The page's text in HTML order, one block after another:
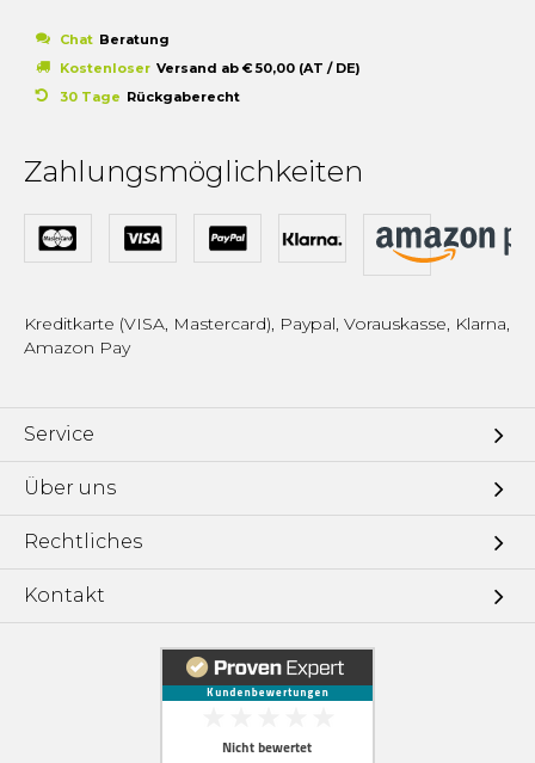
Chat Beratung
Kostenloser Versand ab € 50,00 (AT / DE)
30 Tage Rückgaberecht
Zahlungsmöglichkeiten
Kreditkarte (VISA, Mastercard), Paypal, Vorauskasse, Klarna,
Amazon Pay
Service
Über uns
Rechtliches
Kontakt